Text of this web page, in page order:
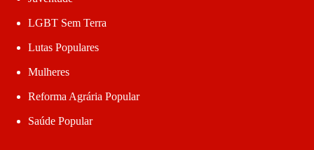
LGBT Sem Terra
Lutas Populares
Mulheres
Reforma Agrária Popular
Saúde Popular